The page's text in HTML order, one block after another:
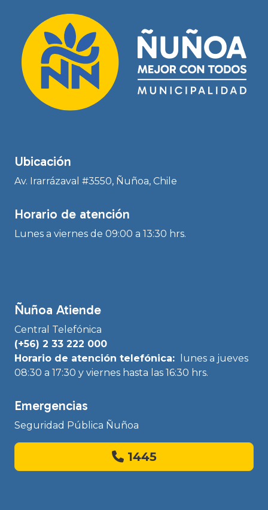
Ubicación
Av. Irarrázaval #3550, Ñuñoa, Chile
Horario de atención
Lunes a viernes de 09:00 a 13:30 hrs.
Ñuñoa Atiende
Central Telefónica
(+56) 2 33 222 000
Horario de atención telefónica:
lunes a jueves
08:30 a 17:30 y viernes hasta las 16:30 hrs.
Emergencias
Seguridad Pública Ñuñoa
1445